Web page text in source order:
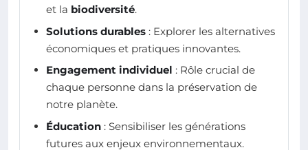
et la biodiversité.
Solutions durables : Explorer les alternatives
économiques et pratiques innovantes.
Engagement individuel : Rôle crucial de
chaque personne dans la préservation de
notre planète.
Éducation : Sensibiliser les générations
futures aux enjeux environnementaux.